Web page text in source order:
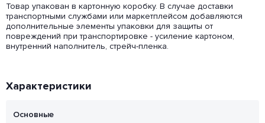
Товар упакован в картонную коробку. В случае доставки
транспортными службами или маркетплейсом добавляются
дополнительные элементы упаковки для защиты от
повреждений при транспортировке - усиление картоном,
внутренний наполнитель, стрейч-пленка.
Характеристики
Основные